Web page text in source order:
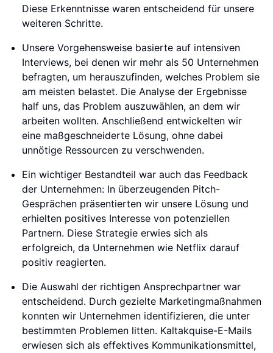
Diese Erkenntnisse waren entscheidend für unsere
weiteren Schritte.
Unsere Vorgehensweise basierte auf intensiven
Interviews, bei denen wir mehr als 50 Unternehmen
befragten, um herauszufinden, welches Problem sie
am meisten belastet. Die Analyse der Ergebnisse
half uns, das Problem auszuwählen, an dem wir
arbeiten wollten. Anschließend entwickelten wir
eine maßgeschneiderte Lösung, ohne dabei
unnötige Ressourcen zu verschwenden.
Ein wichtiger Bestandteil war auch das Feedback
der Unternehmen: In überzeugenden Pitch-
Gesprächen präsentierten wir unsere Lösung und
erhielten positives Interesse von potenziellen
Partnern. Diese Strategie erwies sich als
erfolgreich, da Unternehmen wie Netflix darauf
positiv reagierten.
Die Auswahl der richtigen Ansprechpartner war
entscheidend. Durch gezielte Marketingmaßnahmen
konnten wir Unternehmen identifizieren, die unter
bestimmten Problemen litten. Kaltakquise-E-Mails
erwiesen sich als effektives Kommunikationsmittel,